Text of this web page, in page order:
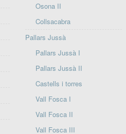
Osona II
Collsacabra
Pallars Jussà
Pallars Jussà I
Pallars Jussà II
Castells i torres
Vall Fosca I
Vall Fosca II
Vall Fosca III